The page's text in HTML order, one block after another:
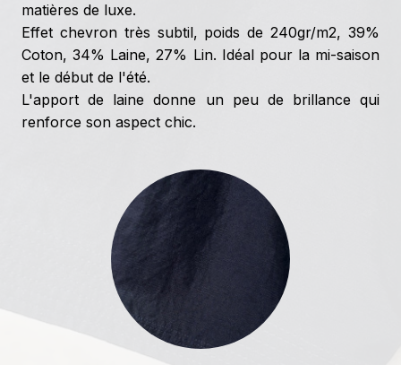
matières de luxe.
Effet chevron très subtil, poids de 240gr/m2, 39%
Coton, 34% Laine, 27% Lin. Idéal pour la mi-saison
et le début de l'été.
L'apport de laine donne un peu de brillance qui
renforce son aspect chic.